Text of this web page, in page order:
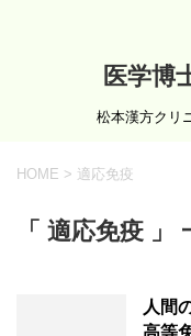
医学博
松本漢方クリ
HOME > 適応免疫
「 適応免疫 」
人間
高等